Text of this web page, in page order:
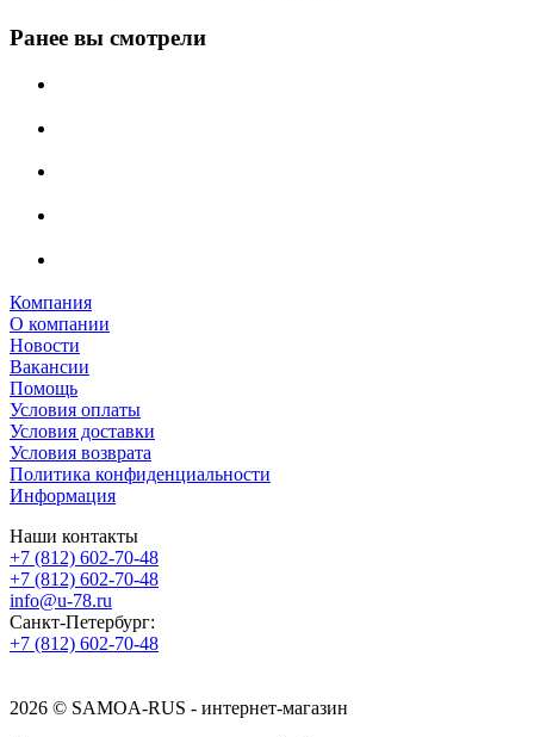
Ранее вы смотрели
Компания
О компании
Новости
Вакансии
Помощь
Условия оплаты
Условия доставки
Условия возврата
Политика конфиденциальности
Информация
Наши контакты
+7 (812) 602-70-48
+7 (812) 602-70-48
info@u-78.ru
Санкт-Петербург:
+7 (812) 602-70-48
2026 © SAMOA-RUS - интернет-магазин